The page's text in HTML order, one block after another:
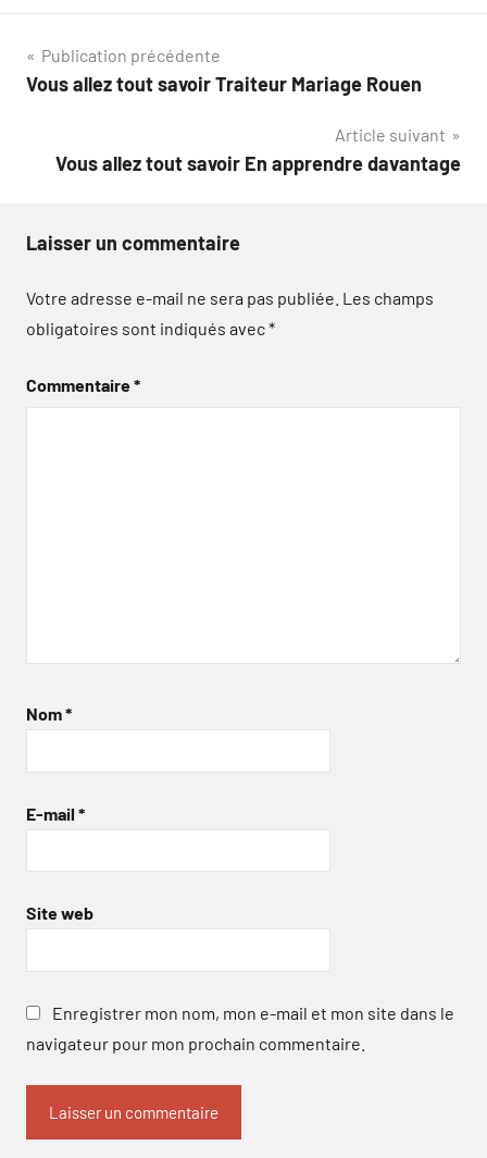
Navigation
de
Publication précédente
Vous allez tout savoir Traiteur Mariage Rouen
Article suivant
Vous allez tout savoir En apprendre davantage
Laisser un commentaire
Votre adresse e-mail ne sera pas publiée. Les champs
obligatoires sont indiqués avec*
Commentaire*
Nom*
E-mail *
Site web
Enregistrer mon nom, mon e-mail et mon site dans le
navigateur pour mon prochain commentaire.